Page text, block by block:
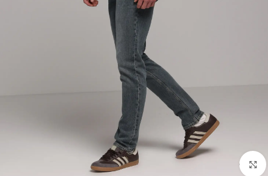
برای بزرگنمایی کلیک کنید